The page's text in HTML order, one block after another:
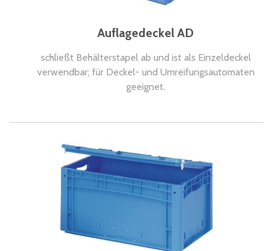
Auflagedeckel AD
schließt Behälterstapel ab und ist als Einzeldeckel
verwendbar; für Deckel- und Umreifungsautomaten
geeignet.